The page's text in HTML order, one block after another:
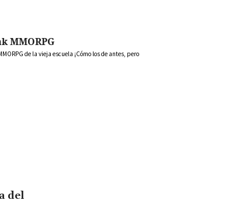
MMORPG
de la vieja escuela ¡Cómo los de antes, pero
del